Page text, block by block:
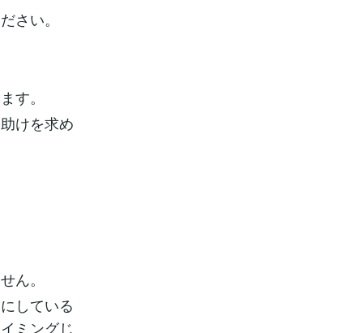
さい。
す。
けを求め
ん。
している
ミングじ